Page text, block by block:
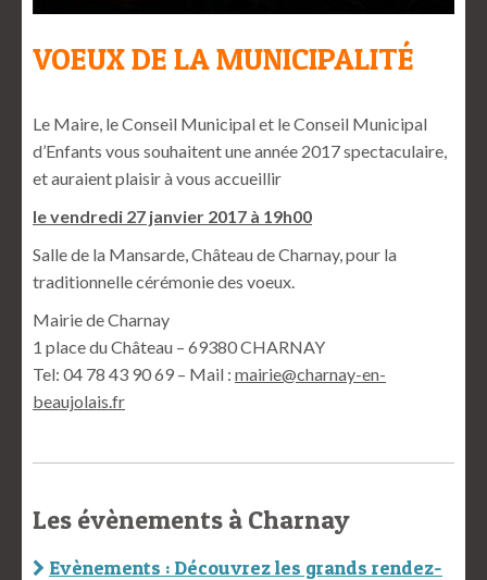
VOEUX DE LA MUNICIPALITÉ
Le Maire, le Conseil Municipal et le Conseil Municipal
d’Enfants vous souhaitent une année 2017 spectaculaire,
et auraient plaisir à vous accueillir
le vendredi 27 janvier 2017 à 19h00
Salle de la Mansarde, Château de Charnay, pour la
traditionnelle cérémonie des voeux.
Mairie de Charnay
1 place du Château – 69380 CHARNAY
Tel: 04 78 43 90 69 – Mail : mairie@charnay-en-
beaujolais.fr
Les évènements à Charnay
Evènements : Découvrez les grands rendez-